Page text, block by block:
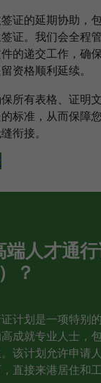
证的延期协助，
证。我们会全程
的递交工作，确
资格顺利延续。
所有表格、证明
标准，从而保障
衔接。
端人才通
？
计划是一项特别
成就专业人士，
该计划允许申请
直接来港居住和工